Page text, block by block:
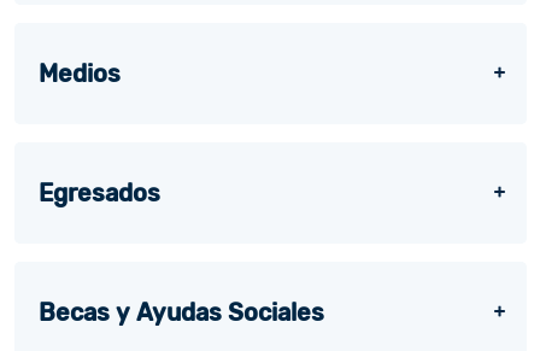
Medios
Egresados
Becas y Ayudas Sociales